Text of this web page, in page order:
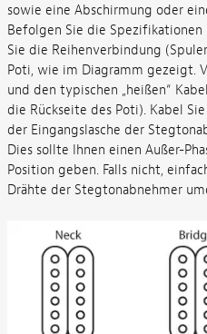
sowie eine Abschirmung oder
Befolgen Sie die Spezifikationen
Sie die Reihenverbindung
Poti, wie im Diagramm gezeigt.
und den typischen „heißen“
die Rückseite des Poti). Kabel
der Eingangslasche der
Dies sollte Ihnen einen Außer-
Position geben. Falls nicht,
Drähte der Stegtonabnehmer